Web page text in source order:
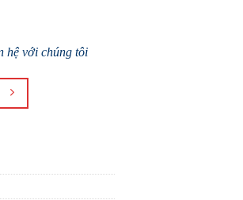
hệ với chúng tôi